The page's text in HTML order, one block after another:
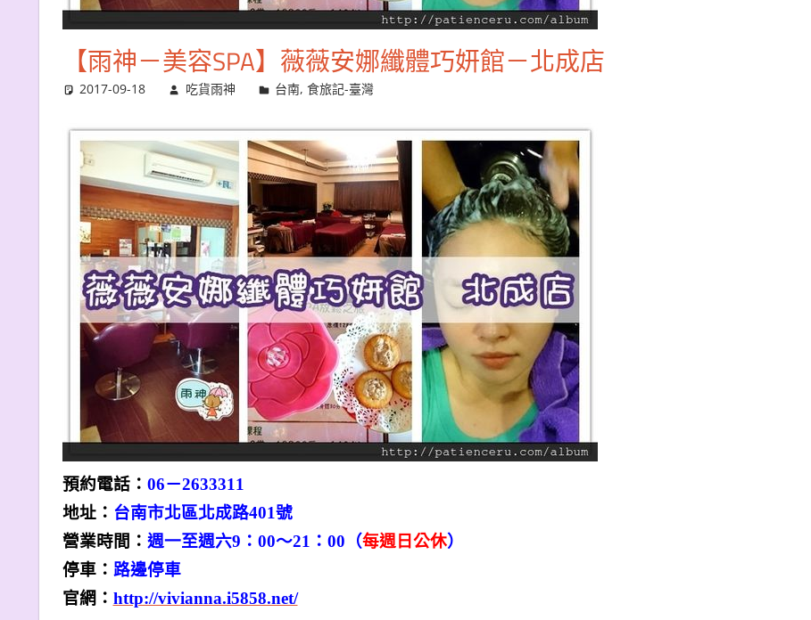
【雨神－美容SPA】薇薇安娜纖體巧妍館－北成店
2017-09-18 吃貨雨神 台南,食旅記-臺灣
預約電話： 06－2633311
地址： 台南市北區北成路401號
營業時間： 週一至週六9：00〜21：00（每週日公休）
停車： 路邊停車
官網： http://vivianna.i5858.net/